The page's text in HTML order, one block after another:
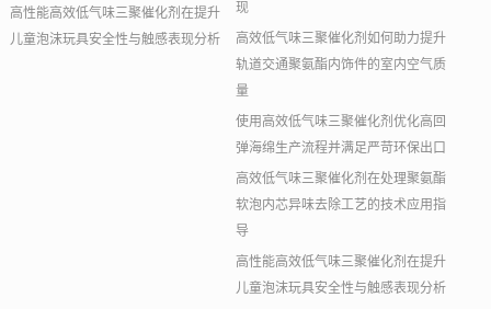
高性能高效低气味三聚催化剂在提升
儿童泡沫玩具安全性与触感表现分析
现
高效低气味三聚催化剂如何助力提升
轨道交通聚氨酯内饰件的室内空气质
量
使用高效低气味三聚催化剂优化高回
弹海绵生产流程并满足严苛环保出口
高效低气味三聚催化剂在处理聚氨酯
软泡内芯异味去除工艺的技术应用指
导
高性能高效低气味三聚催化剂在提升
儿童泡沫玩具安全性与触感表现分析